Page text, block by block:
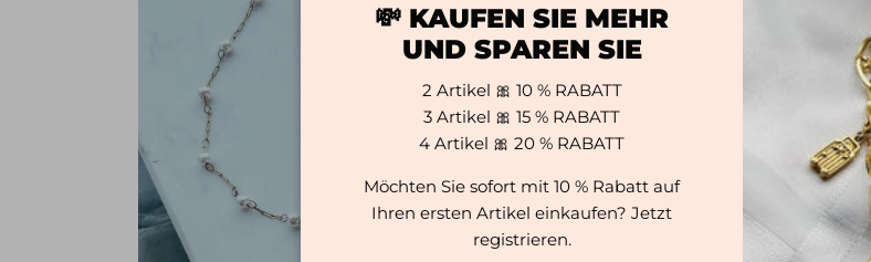
💸 KAUFEN SIE MEHR
UND SPAREN SIE
2 Artikel 🎀 10 % RABATT
3 Artikel 🎀 15 % RABATT
4 Artikel 🎀 20 % RABATT
Möchten Sie sofort mit 10 % Rabatt auf
Ihren ersten Artikel einkaufen? Jetzt
registrieren.